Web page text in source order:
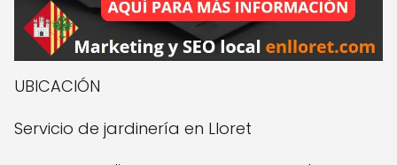
UBICACIÓN
Servicio de jardinería en Lloret